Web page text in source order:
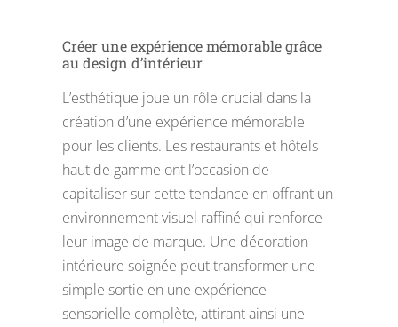
Créer une expérience mémorable grâce
au design d’intérieur
L’esthétique joue un rôle crucial dans la
création d’une expérience mémorable
pour les clients. Les restaurants et hôtels
haut de gamme ont l’occasion de
capitaliser sur cette tendance en offrant un
environnement visuel raffiné qui renforce
leur image de marque. Une décoration
intérieure soignée peut transformer une
simple sortie en une expérience
sensorielle complète, attirant ainsi une